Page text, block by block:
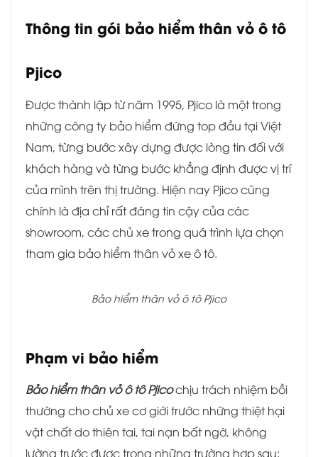
Thông tin gói bảo hiểm thân vỏ ô tô
Pjico
Được thành lập từ năm 1995, Pjico là một trong
những công ty bảo hiểm đứng top đầu tại Việt
Nam, từng bước xây dựng được lòng tin đối với
khách hàng và từng bước khẳng định được vị trí
của mình trên thị trường. Hiện nay Pjico cũng
chính là địa chỉ rất đáng tin cậy của các
showroom, các chủ xe trong quá trình lựa chọn
tham gia bảo hiểm thân vỏ xe ô tô.
Bảo hiểm thân vỏ ô tô Pjico
Phạm vi bảo hiểm
Bảo hiểm thân vỏ ô tô Pjicochịu trách nhiệm bồi
thường cho chủ xe cơ giới trước những thiệt hại
vật chất do thiên tai, tai nạn bất ngờ, không
lường trước được trong những trường hợp sau: